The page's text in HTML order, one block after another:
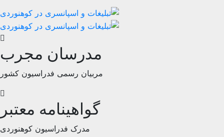
مدرسان مجرب
مربیان رسمی فدراسیون کشور
گواهینامه معتبر
مدرک فدراسیون کوهنوردی